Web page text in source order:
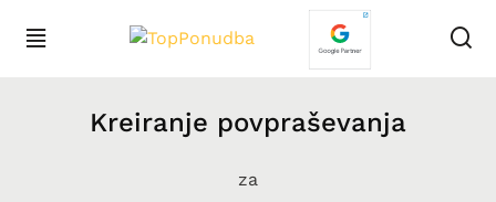
Kreiranje povpraševanja
za